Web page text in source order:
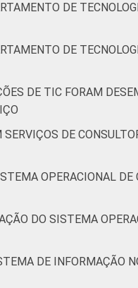
DE
DE
DE TIC FORAM
DE
OPERACIONAL DE
DO SISTEMA
DE INFORMAÇÃO